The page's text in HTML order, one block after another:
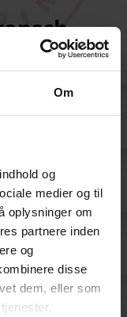
Om
og
medier og til
oplysninger om
partnere inden
og
disse
dem, eller som